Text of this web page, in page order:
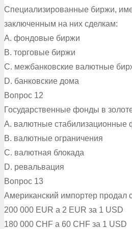
Специализированные биржи,
заключенным на них сделкам:
A. фондовые биржи
B. торговые биржи
C. межбанковские валютные
D. банковские дома
Вопрос 12
Государственные фонды в
A. валютные стабилизационные
B. валютные ограничения
C. валютная блокада
D. ревальвация
Вопрос 13
Американский импортер продал
200 000 EUR а 2 EUR за 1 USD
180 000 CHF а 60 CHF за 1 USD